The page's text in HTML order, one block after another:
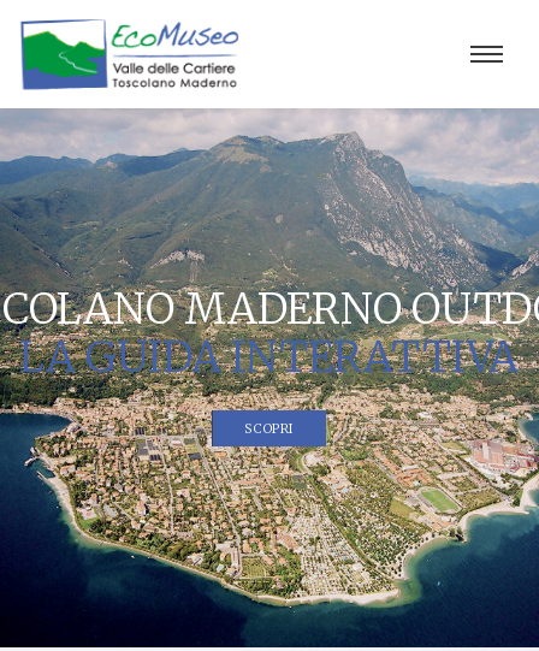
MADERNO
LA GUIDA INTERATTIVA
SCOPRI